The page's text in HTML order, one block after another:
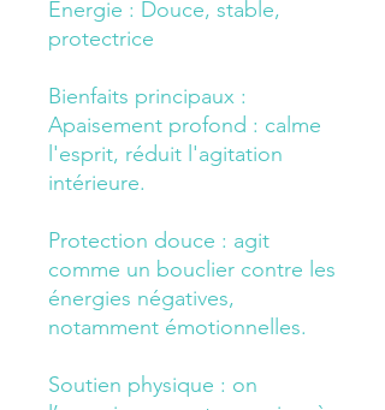
Énergie : Douce, stable,
protectrice
Bienfaits principaux :
Apaisement profond : calme
l'esprit, réduit l'agitation
intérieure.
Protection douce : agit
comme un bouclier contre les
énergies négatives,
notamment émotionnelles.
Soutien physique : on